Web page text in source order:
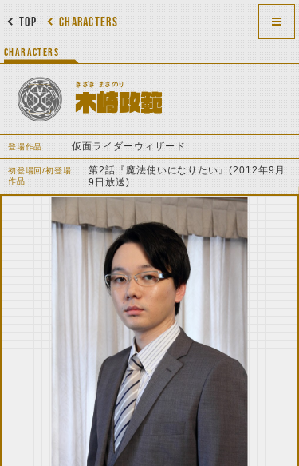
CHARACTERS
TOP
CHARACTERS
きざき まさのり
木崎政範
登場作品 仮面ライダーウィザード
初登場回/初登場
作品
第2話『魔法使いになりたい』(2012年9月
9日放送)